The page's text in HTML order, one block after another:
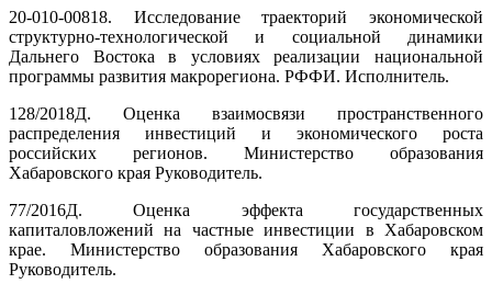
20-010-00818. Исследование траекторий экономической
структурно-технологической и социальной динамики
Дальнего Востока в условиях реализации национальной
программы развития макрорегиона. РФФИ. Исполнитель.
128/2018Д. Оценка взаимосвязи пространственного
распределения инвестиций и экономического роста
российских регионов. Министерство образования
Хабаровского края Руководитель.
77/2016Д. Оценка эффекта государственных
капиталовложений на частные инвестиции в Хабаровском
крае. Министерство образования Хабаровского края
Руководитель.